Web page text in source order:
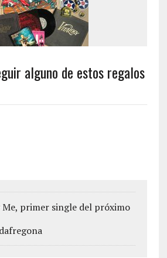
alguno de estos regalos
Me, primer single del próximo